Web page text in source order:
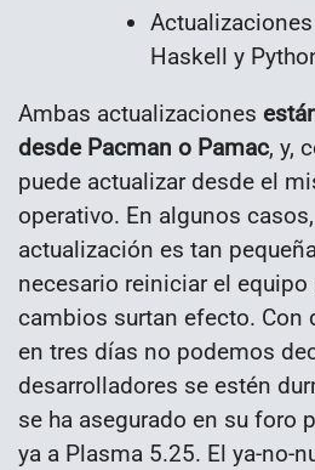
Haskell y
Ambas actualizaciones
desde Pacman o Pamac, y,
puede actualizar desde el
operativo. En algunos
actualización es tan
necesario reiniciar el equipo
cambios surtan efecto. Con
en tres días no podemos
desarrolladores se estén
se ha asegurado en su foro
ya a Plasma 5.25. El ya-no-